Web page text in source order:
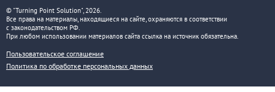
© "Turning Point Solution", 2026.
Все права на материалы, находящиеся на сайте, охраняются в соответствии
с законодательством РФ.
При любом использовании материалов сайта ссылка на источник обязательна.
Пользовательское соглашение
Политика по обработке персональных данных